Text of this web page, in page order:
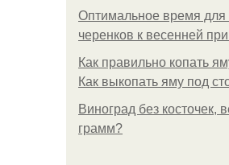
Оптимальное время для
черенков к весенней
Как правильно копать
Как выкопать яму под
Виноград без косточек,
грамм?